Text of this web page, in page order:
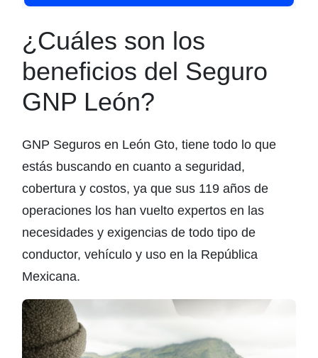
¿Cuáles son los
beneficios del Seguro
GNP León?
GNP Seguros en León Gto, tiene todo lo que
estás buscando en cuanto a seguridad,
cobertura y costos, ya que sus 119 años de
operaciones los han vuelto expertos en las
necesidades y exigencias de todo tipo de
conductor, vehículo y uso en la República
Mexicana.